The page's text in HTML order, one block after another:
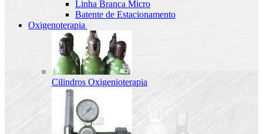
Linha Branca Micro
Batente de Estacionamento
Oxigenoterapia
Cilindros Oxigenioterapia